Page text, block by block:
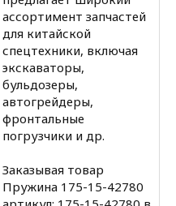
ассортимент запчастей
для китайской
спецтехники, включая
экскаваторы,
бульдозеры,
автогрейдеры,
фронтальные
погрузчики и др.
Заказывая товар
Пружина 175-15-42780